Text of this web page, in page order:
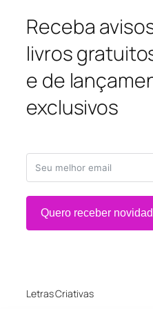
Receba
livros
e de
exclusivos
Quero receber
Letras Criativas